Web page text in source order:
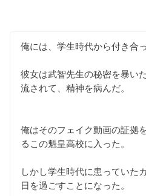
俺には、学生時代から付き合
彼女は武智先生の秘密を暴い
流されて、精神を病んだ。
俺はそのフェイク動画の証拠
るこの魁皇高校に入った。
しかし学生時代に患っていた
日を過ごすことになった。